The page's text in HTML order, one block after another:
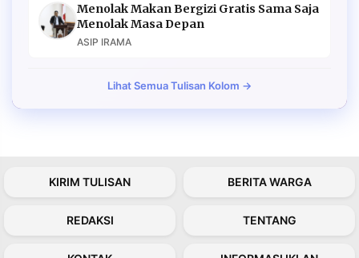
Menolak Makan Bergizi Gratis Sama Saja
Menolak Masa Depan
ASIP IRAMA
Lihat Semua Tulisan Kolom →
KIRIM TULISAN BERITA WARGA
REDAKSI TENTANG